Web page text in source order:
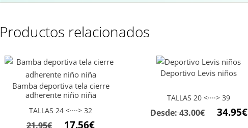
Productos relacionados
Bamba deportiva tela cierre
adherente niño niña
TALLAS 24 <····> 32
21.95€
El17.56€El
Deportivo Levis niños
TALLAS 20 <····> 39
Desde:43.00€ 34.95€